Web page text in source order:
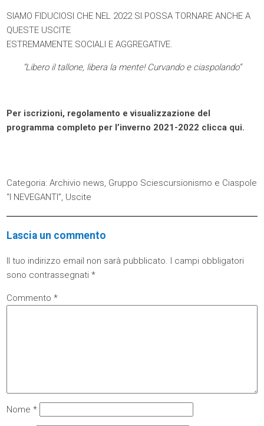
SIAMO FIDUCIOSI CHE NEL 2022 SI POSSA TORNARE ANCHE A
QUESTE USCITE
ESTREMAMENTE SOCIALI E AGGREGATIVE.
“Libero il tallone, libera la mente! Curvando e ciaspolando”
Per iscrizioni, regolamento e visualizzazione del
programma completo per l’inverno 2021-2022 clicca qui.
Categoria:Archivio news, Gruppo Sciescursionismo e Ciaspole
“I NEVEGANTI”, Uscite
Lascia un commento
Il tuo indirizzo email non sarà pubblicato. I campi obbligatori
sono contrassegnati*
Commento*
Nome*